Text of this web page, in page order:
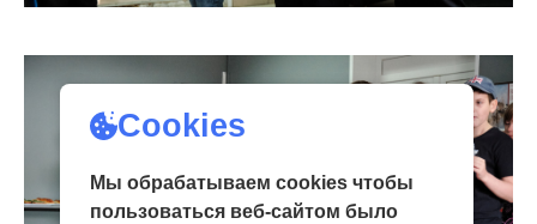
Cookies
Мы обрабатываем cookies чтобы
пользоваться веб-сайтом было